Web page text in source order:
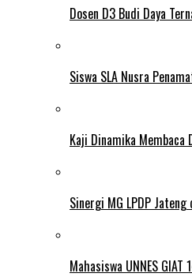
Dosen D3 Budi Daya
Siswa SLA Nusra
Kaji Dinamika
Sinergi MG LPDP
Mahasiswa UNNES